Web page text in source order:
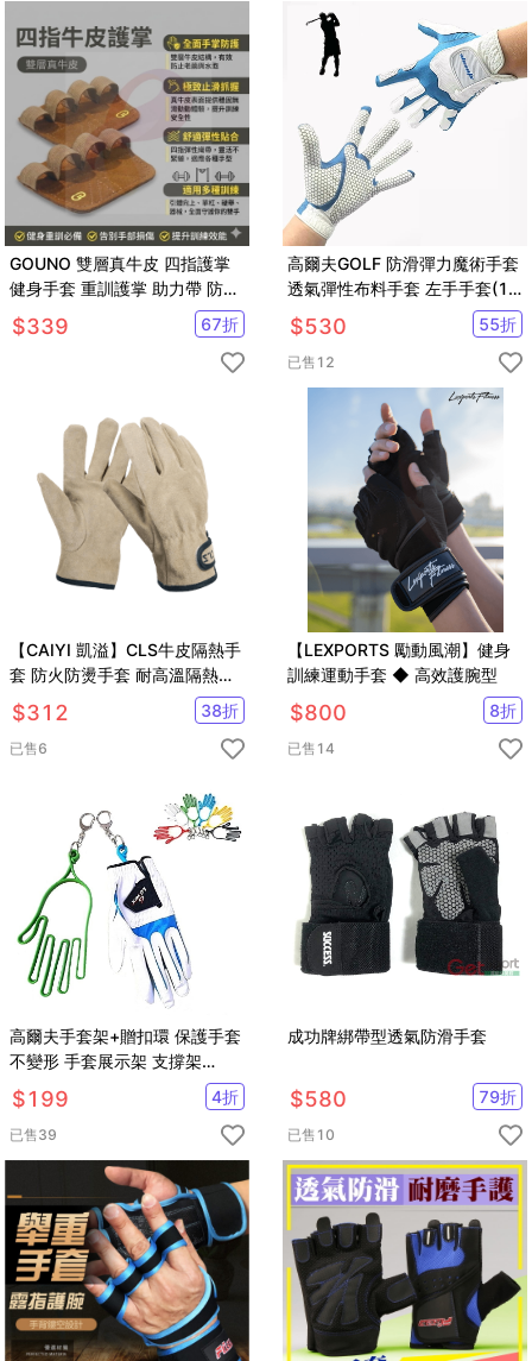
GOUNO 雙層真牛皮 四指護掌
健身手套 重訓護掌 助力帶 防滑
耐磨 防長繭 力量訓練
$339 67折
高爾夫GOLF 防滑彈力魔術手套
透氣彈性布料手套 左手手套(1
只) 可水洗【GF71001】
$530 55折
已售 12
【CAIYI 凱溢】CLS牛皮隔熱手
套 防火防燙手套 耐高溫隔熱牛
皮手套 露營手套 加厚耐高溫 戶
外 燒烤
$312 38折
已售6
【LEXPORTS 勵動風潮】健身
訓練運動手套 ◆ 高效護腕型
$800 8折
已售 14
高爾夫手套架+贈扣環 保護手套
不變形 手套展示架 支撐架
【GF06001】
$199 4折
已售39
成功牌綁帶型透氣防滑手套
$580 79折
已售 10